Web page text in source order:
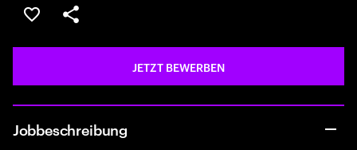
JOB SPEICHERN
Teilen
JETZT BEWERBEN
Jobbeschreibung